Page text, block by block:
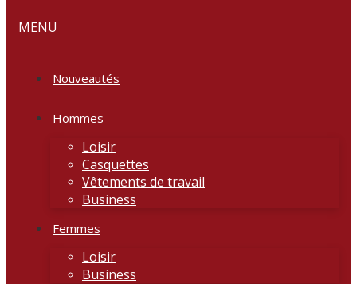
MENU
Nouveautés
Hommes
Loisir
Casquettes
Vêtements de travail
Business
Femmes
Loisir
Business